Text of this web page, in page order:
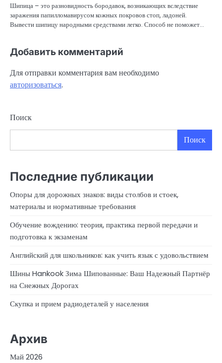
Шипица – это разновидность бородавок, возникающих вследствие
заражения папилломавирусом кожных покровов стоп, ладоней.
Вывести шипицу народными средствами легко. Способ не поможет…
Добавить комментарий
Для отправки комментария вам необходимо
авторизоваться.
Поиск
Поиск
Последние публикации
Опоры для дорожных знаков: виды столбов и стоек,
материалы и нормативные требования
Обучение вождению: теория, практика первой передачи и
подготовка к экзаменам
Английский для школьников: как учить язык с удовольствием
Шины Hankook Зима Шипованные: Ваш Надежный Партнёр
на Снежных Дорогах
Скупка и прием радиодеталей у населения
Архив
Май 2026